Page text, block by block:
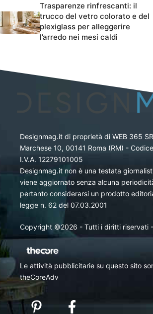
Trasparenze rinfrescanti: il
trucco del vetro colorato e del
plexiglass per alleggerire
l’arredo nei mesi caldi
Designmag.it di proprietà di WEB 365
Marchese 10, 00141 Roma (RM) -
I.V.A. 12279101005
Designmag.it non è una testata
viene aggiornato senza alcuna
pertanto considerarsi un prodotto
legge n. 62 del 07.03.2001
Copyright ©2026 - Tutti i diritti riservati -
Le attività pubblicitarie su questo sito
theCoreAdv